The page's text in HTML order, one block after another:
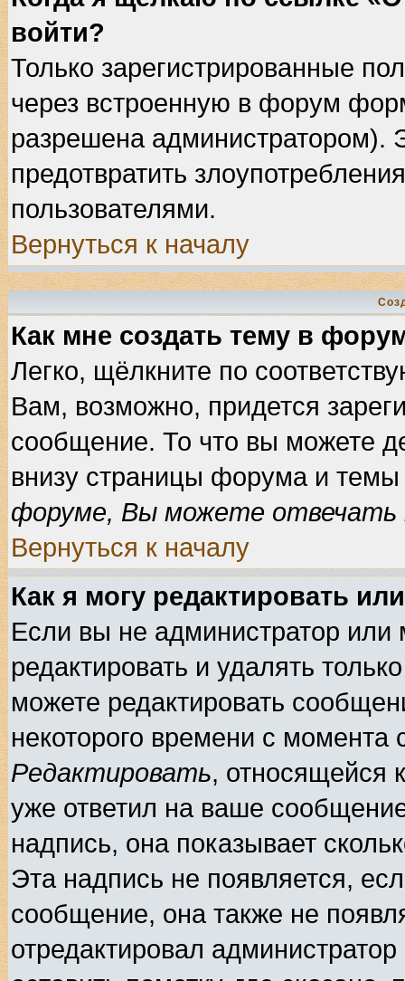
войти?
Только зарегистрированные
через встроенную в форум
разрешена администратором).
предотвратить
пользователями.
Вернуться к началу
Как мне создать тему в
Легко, щёлкните по
Вам, возможно, придется
сообщение. То что вы можете
внизу страницы форума и темы
форуме, Вы можете отвечать
Вернуться к началу
Как я могу редактировать
Если вы не администратор
редактировать и удалять
можете редактировать
некоторого времени с момента
Редактировать, относящейся
уже ответил на ваше
надпись, она показывает
Эта надпись не появляется,
сообщение, она также не
отредактировал